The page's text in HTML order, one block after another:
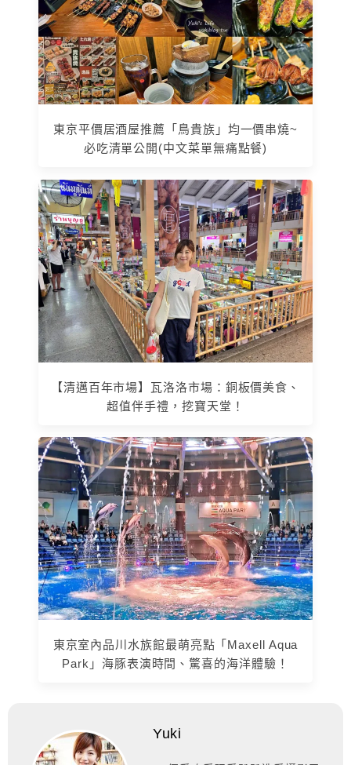
東京平價居酒屋推薦「鳥貴族」均一價串燒~
必吃清單公開(中文菜單無痛點餐)
【清邁百年市場】瓦洛洛市場：銅板價美食、
超值伴手禮，挖寶天堂！
東京室內品川水族館最萌亮點「Maxell Aqua
Park」海豚表演時間、驚喜的海洋體驗！
Yuki